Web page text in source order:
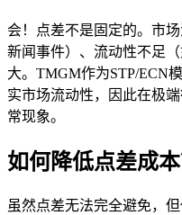
会！点差不是固定的。市
新闻事件）、流动性不足
大。TMGM作为STP/ECN
实市场流动性，因此在极
常现象。
如何降低点差成本
虽然点差无法完全避免，